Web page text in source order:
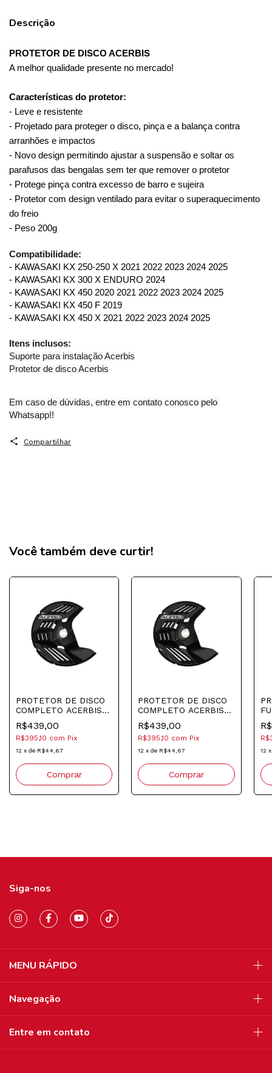
Descrição
PROTETOR DE DISCO ACERBIS
A melhor qualidade presente no mercado!
Características do protetor:
- Leve e resistente
- Projetado para proteger o disco, pinça e a balança contra
arranhões e impactos
- Novo design permitindo ajustar a suspensão e soltar os
parafusos das bengalas sem ter que remover o protetor
- Protege pinça contra excesso de barro e sujeira
- Protetor com design ventilado para evitar o superaquecimento
do freio
- Peso 200g
Compatibilidade:
- KAWASAKI KX 250-250 X 2021 2022 2023 2024 2025
- KAWASAKI KX 300 X ENDURO 2024
- KAWASAKI KX 450 2020 2021 2022 2023 2024 2025
- KAWASAKI KX 450 F 2019
- KAWASAKI KX 450 X 2021 2022 2023 2024 2025
Itens inclusos:
Suporte para instalação Acerbis
Protetor de disco Acerbis
Em caso de dúvidas, entre em contato conosco pelo
Whatsapp!!
Compartilhar
Você também deve curtir!
PROTETOR DE DISCO
COMPLETO ACERBIS
HONDA YAMAHA
KAWASAKI SHERCO
PRETO
R$439,00
R$395,10 com Pix
12 x de R$44,67
PROTETOR DE DISCO
COMPLETO ACERBIS
KTM HUSQ GASGAS
PRETO
R$439,00
R$395,10 com Pix
12 xde R$44,67 12
Siga-nos
MENU RÁPIDO
Navegação
Entre em contato